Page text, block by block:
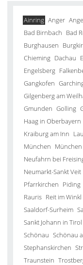
Ainring Anger
Bad Birnbach Bad
Burghausen
Chieming Dachau
Engelsberg
Gangkofen
Gilgenberg am
Gmunden Golling
Haag in Oberbayern
Kraiburg am Inn
München
Neufahrn bei
Neumarkt-Sankt Veit
Pfarrkirchen Piding
Rauris Reit im Winkl
Saaldorf-Surheim
Sankt Johann in Tirol
Schönau Schönau
Stephanskirchen
Traunstein